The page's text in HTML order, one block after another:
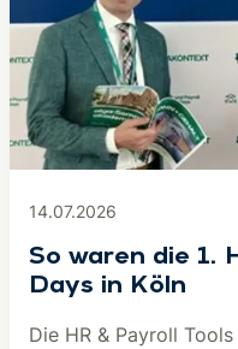
14.07.2026
So waren die 1.
Days in Köln
Die HR & Payroll